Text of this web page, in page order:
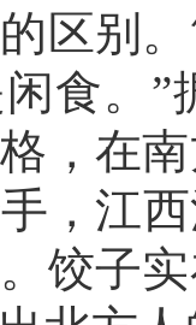
区别
食。
，在
，江
饺子